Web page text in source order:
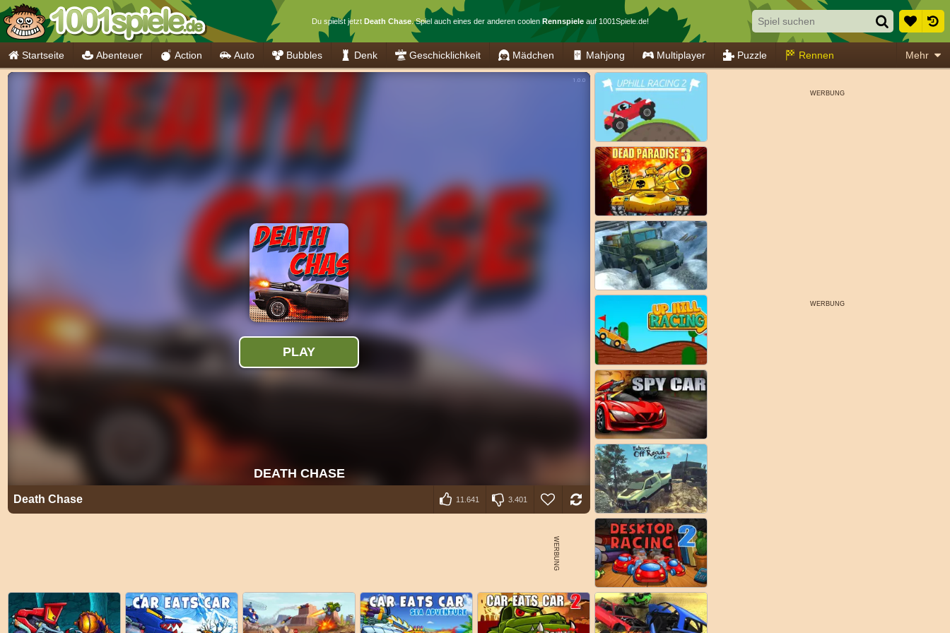
Du spielst jetzt Death Chase . Spiel auch eines der anderen coolen Rennspiele auf 1001Spiele.de!
Startseite Abenteuer Action Auto Bubbles Denk Geschicklichkeit Mädchen Mahjong Multiplayer Puzzle Rennen Mehr
Death Chase 11.641 3.401